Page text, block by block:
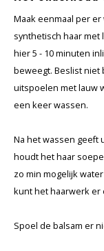
Maak eenmaal per
synthetisch haar met
hier 5 - 10 minuten
beweegt. Beslist niet
uitspoelen met lauw
een keer wassen.
Na het wassen geeft
houdt het haar
zo min mogelijk
kunt het haarwerk er
Spoel de balsam er